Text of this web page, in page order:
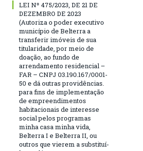
LEI Nº 475/2023, DE 21 DE
DEZEMBRO DE 2023
(Autoriza o poder executivo
município de Belterra a
transferir imóveis de sua
titularidade, por meio de
doação, ao fundo de
arrendamento residencial –
FAR – CNPJ 03.190.167/0001-
50 e dá outras providências.
para fins de implementação
de empreendimentos
habitacionais de interesse
social pelos programas
minha casa minha vida,
Belterra I e Belterra II, ou
outros que vierem a substituí-